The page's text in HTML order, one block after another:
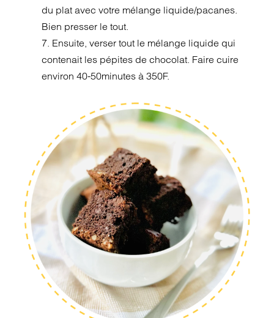
du plat avec votre mélange liquide/pacanes.
Bien presser le tout.
7. Ensuite, verser tout le mélange liquide qui
contenait les pépites de chocolat. Faire cuire
environ 40-50minutes à 350F.